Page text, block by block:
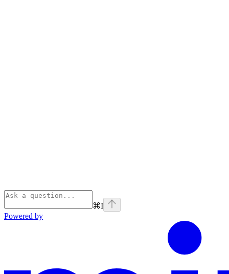
⌘I
Powered by